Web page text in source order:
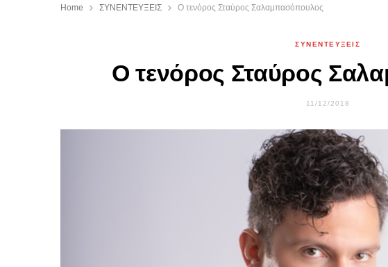
Home ΣΥΝΕΝΤΕΥΞΕΙΣ Ο τενόρος Σταύρος Σαλαμπασόπουλος
ΣΥΝΕΝΤΕΥΞΕΙΣ
Ο τενόρος Σταύρος
11/12/2018